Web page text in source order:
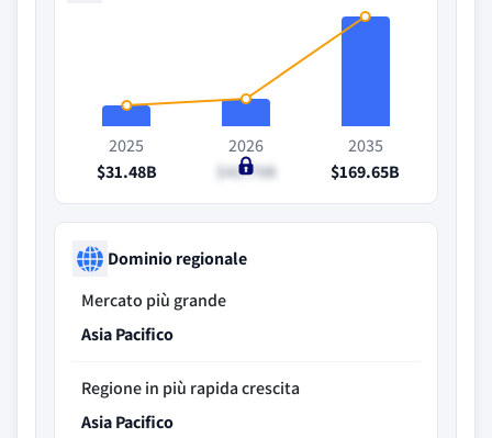
2025
$31.48B
2026
$41.79B
2035
$169.65B
Dominio regionale
Mercato più grande
Asia Pacifico
Regione in più rapida crescita
Asia Pacifico